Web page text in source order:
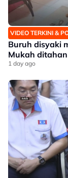
VIDEO TERKINI &
Buruh disyaki
Mukah ditahan
1 day ago